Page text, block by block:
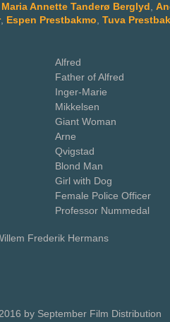
Maria Annette Tanderø Berglyd
, Espen Prestbakmo Tuva
Alfred
Father of Alfred
Inger-Marie
Mikkelsen
Giant Woman
Arne
Qvigstad
Blond Man
Girl with Dog
Female Police Officer
Professor Nummedal
Frederik Hermans
by September Film Distribution